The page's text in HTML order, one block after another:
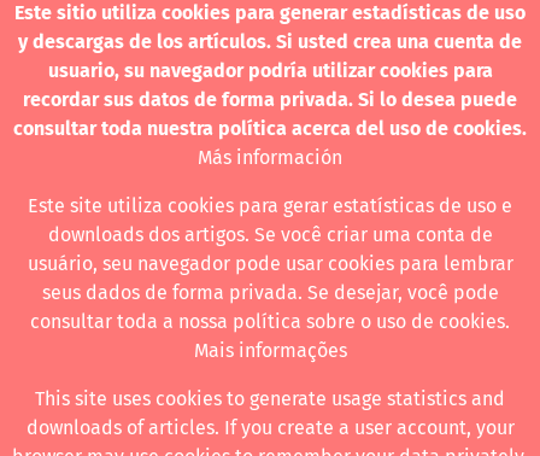
Para consultas técnicas utilice
contacto@revistanuestramerica.cl
Toda comunicación respecto a los envíos se deben
realizar a través del OJS.
Revista nuestrAmérica publica exclusivamente bajo una
licencia internacional
Creative Commons Atribución-
NoComercial-CompartirIgual 4.0
Revista nuestrAmérica ha acordado usar el visor de JATS Studio
Este sitio utiliza cookies para generar estadísticas de uso
y descargas de los artículos. Si usted crea una cuenta de
usuario, su navegador podría utilizar cookies para
recordar sus datos de forma privada. Si lo desea puede
consultar toda nuestra política acerca del uso de cookies.
Más información
Este site utiliza cookies para gerar estatísticas de uso e
downloads dos artigos. Se você criar uma conta de
usuário, seu navegador pode usar cookies para lembrar
seus dados de forma privada. Se desejar, você pode
consultar toda a nossa política sobre o uso de cookies.
Mais informações
This site uses cookies to generate usage statistics and
downloads of articles. If you create a user account, your